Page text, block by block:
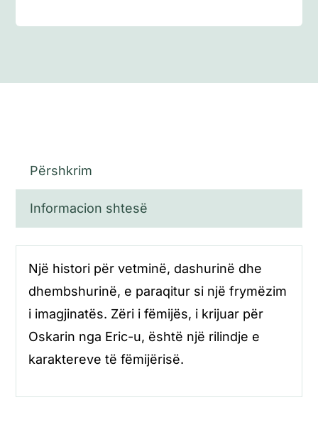
Përshkrim
Informacion shtesë
Një histori për vetminë, dashurinë dhe
dhembshurinë, e paraqitur si një frymëzim
i imagjinatës. Zëri i fëmijës, i krijuar për
Oskarin nga Eric-u, është një rilindje e
karaktereve të fëmijërisë.